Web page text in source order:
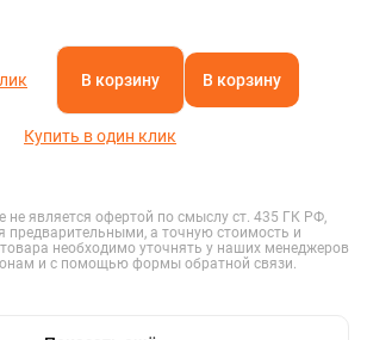
В корзину В корзину
Купить в один клик
не является офертой по смыслу ст. 435 ГК РФ,
предварительными, а точную стоимость и
необходимо уточнять у наших менеджеров
и с помощью формы обратной связи.